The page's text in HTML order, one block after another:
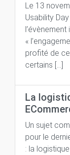
Le 13
Usability
«
profité de
certains […]
La
Un sujet
pour le
: la